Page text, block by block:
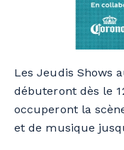
LesJeudis Shows
débuteront dès le
occuperont la
et de musique